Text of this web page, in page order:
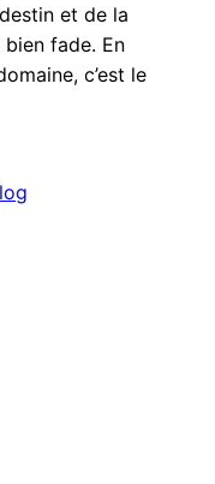
et de la
fade. En
c’est le